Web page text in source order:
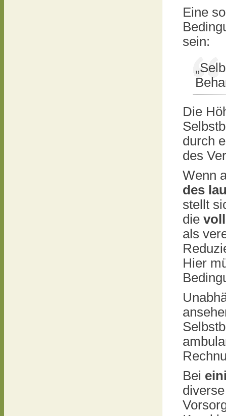
Eine
sein:
Die
durch
des
Wenn
des
stellt
die
als
Hier
Bei